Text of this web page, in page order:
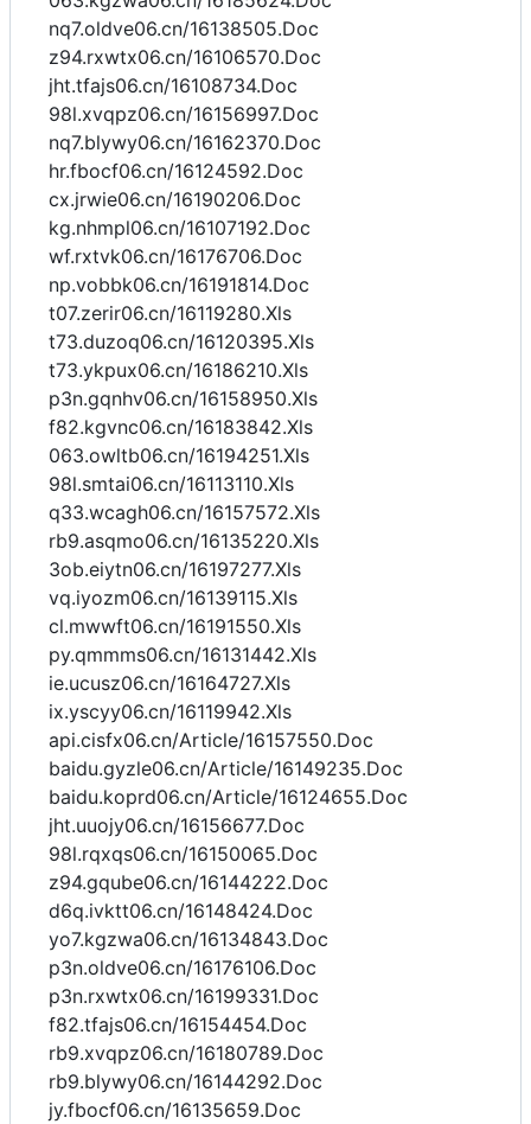
nq7.oldve06.cn/16138505.Doc
z94.rxwtx06.cn/16106570.Doc
jht.tfajs06.cn/16108734.Doc
98l.xvqpz06.cn/16156997.Doc
nq7.blywy06.cn/16162370.Doc
hr.fbocf06.cn/16124592.Doc
cx.jrwie06.cn/16190206.Doc
kg.nhmpl06.cn/16107192.Doc
wf.rxtvk06.cn/16176706.Doc
np.vobbk06.cn/16191814.Doc
t07.zerir06.cn/16119280.Xls
t73.duzoq06.cn/16120395.Xls
t73.ykpux06.cn/16186210.Xls
p3n.gqnhv06.cn/16158950.Xls
f82.kgvnc06.cn/16183842.Xls
063.owltb06.cn/16194251.Xls
98l.smtai06.cn/16113110.Xls
q33.wcagh06.cn/16157572.Xls
rb9.asqmo06.cn/16135220.Xls
3ob.eiytn06.cn/16197277.Xls
vq.iyozm06.cn/16139115.Xls
cl.mwwft06.cn/16191550.Xls
py.qmmms06.cn/16131442.Xls
ie.ucusz06.cn/16164727.Xls
ix.yscyy06.cn/16119942.Xls
api.cisfx06.cn/Article/16157550.Doc
baidu.gyzle06.cn/Article/16149235.Doc
baidu.koprd06.cn/Article/16124655.Doc
jht.uuojy06.cn/16156677.Doc
98l.rqxqs06.cn/16150065.Doc
z94.gqube06.cn/16144222.Doc
d6q.ivktt06.cn/16148424.Doc
yo7.kgzwa06.cn/16134843.Doc
p3n.oldve06.cn/16176106.Doc
p3n.rxwtx06.cn/16199331.Doc
f82.tfajs06.cn/16154454.Doc
rb9.xvqpz06.cn/16180789.Doc
rb9.blywy06.cn/16144292.Doc
jy.fbocf06.cn/16135659.Doc